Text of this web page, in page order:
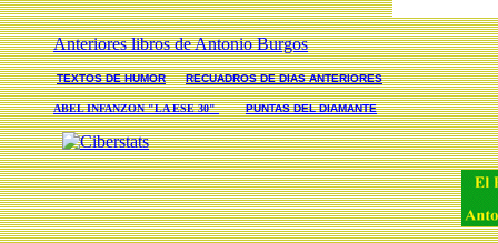
Anteriores libros de Antonio Burgos
TEXTOS DE HUMOR RECUADROS DE DIAS ANTERIORES
ABEL INFANZON "LA ESE 30" PUNTAS DEL DIAMANTE